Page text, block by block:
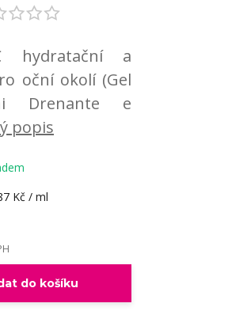
hydratační a
oční okolí (Gel
Drenante e
popis
Kč / ml
do košíku